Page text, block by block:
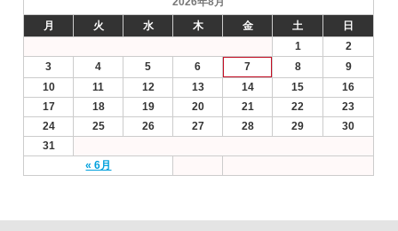
月
火 水 木 金 土 日
« 6月
1
2
3
4 5 6 7 8
9
10
11 12 13 14 15
16
17
18 19 20 21 22
23
24
25 26 27 28 29
30
31